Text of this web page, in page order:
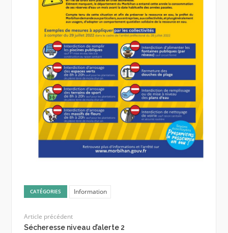
CATÉGORIES Information
Article précédent
Sécheresse niveau d’alerte 2